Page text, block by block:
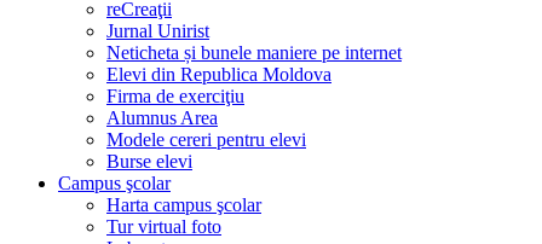
reCreaţii
Jurnal Unirist
Neticheta și bunele maniere pe internet
Elevi din Republica Moldova
Firma de exerciţiu
Alumnus Area
Modele cereri pentru elevi
Burse elevi
Campus şcolar
Harta campus şcolar
Tur virtual foto